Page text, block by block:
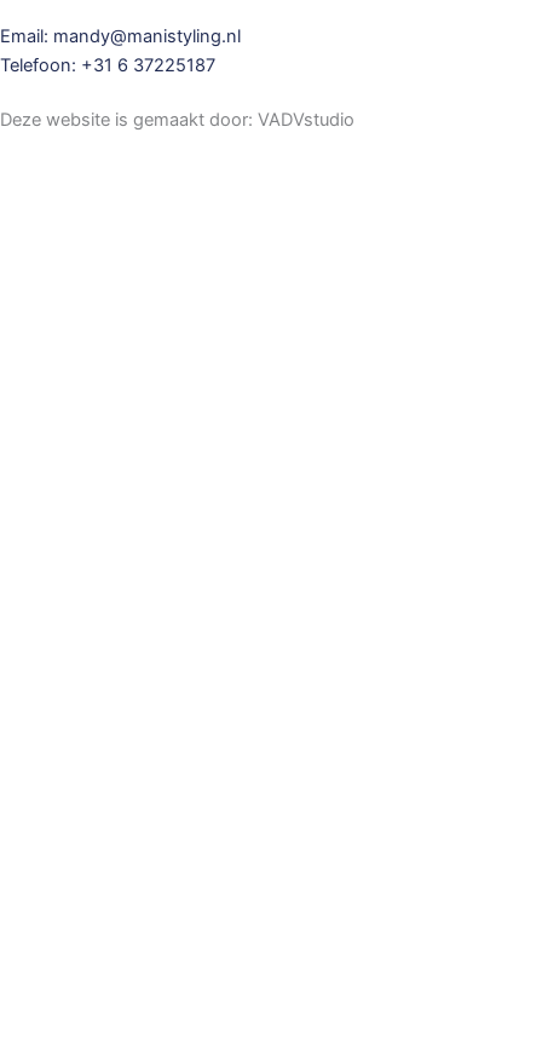
Email: mandy@manistyling.nl
Telefoon: +31 6 37225187
Deze website is gemaakt door: VADVstudio